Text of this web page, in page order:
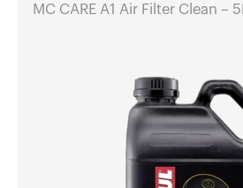
MC CARE A1 Air Filter Clean – 5L